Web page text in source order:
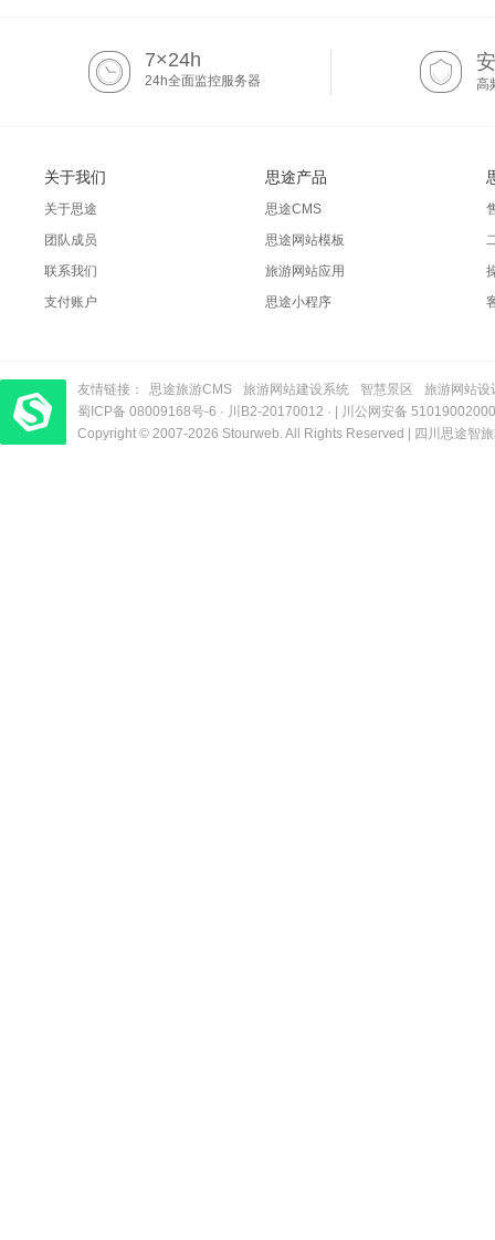
7×24h
24h全面监控服务器 高
关于我们
关于思途
团队成员
联系我们
支付账户
思途产品
思途CMS
思途网站模板
旅游网站应用
思途小程序
友情链接： 思途旅游CMS 旅游网站建设系统 智慧景区
旅游网站设
梦旅程酒店管理系统
​| 运营支持：创旅云营销​
蜀ICP备 08009168号-6 · 川B2-20170012 · |
川公网安备
Copyright © 2007-2026 Stourweb. All Rights Reserved | 四川思途智